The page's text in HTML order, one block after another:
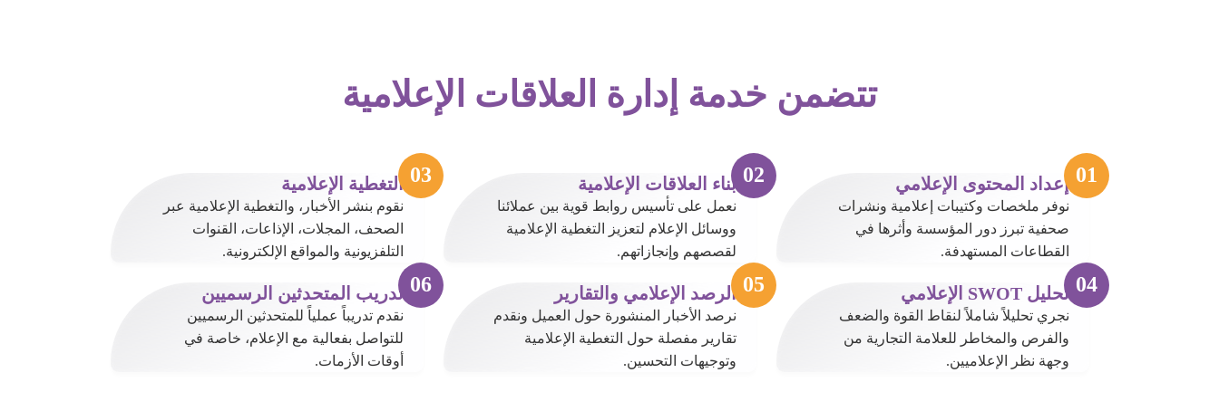
تتضمن خدمة إدارة العلاقات الإعلامية
إعداد المحتوى الإعلامي
نوفر ملخصات وكتيبات إعلامية ونشرات
صحفية تبرز دور المؤسسة وأثرها في
القطاعات المستهدفة.
بناء العلاقات الإعلامية
نعمل على تأسيس روابط قوية بين عملائنا
ووسائل الإعلام لتعزيز التغطية الإعلامية
لقصصهم وإنجازاتهم.
التغطية الإعلامية
نقوم بنشر الأخبار، والتغطية الإعلامية عبر
الصحف، المجلات، الإذاعات، القنوات
التلفزيونية والمواقع الإلكترونية.
تحليل SWOT الإعلامي
نجري تحليلاً شاملاً لنقاط القوة والضعف
والفرص والمخاطر للعلامة التجارية من
وجهة نظر الإعلاميين.
الرصد الإعلامي والتقارير
نرصد الأخبار المنشورة حول العميل ونقدم
تقارير مفصلة حول التغطية الإعلامية
وتوجيهات التحسين.
تدريب المتحدثين الرسميين
نقدم تدريباً عملياً للمتحدثين الرسميين
للتواصل بفعالية مع الإعلام، خاصة في
أوقات الأزمات.